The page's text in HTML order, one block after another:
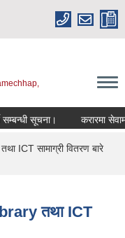
सूचना। करारमा सेवामा
ICT सामाग्री वितरण बारे
तथा ICT